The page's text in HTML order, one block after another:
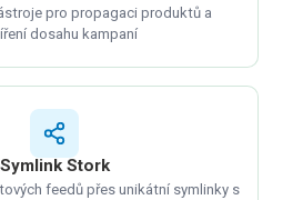
pro propagaci produktů a
dosahu kampaní
Symlink Stork
feedů přes unikátní symlinky s